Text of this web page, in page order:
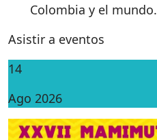
Colombia y el mundo.
Asistir a eventos
14
Ago 2026